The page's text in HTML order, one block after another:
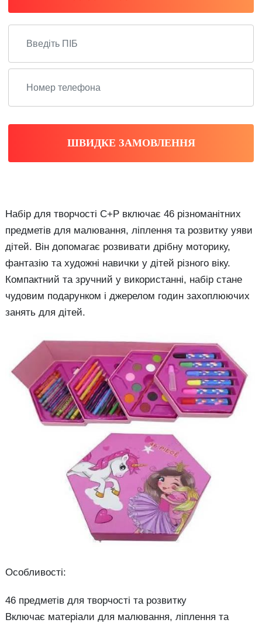
ШВИДКЕ ЗАМОВЛЕННЯ
Набір для творчості С+Р включає 46 різноманітних
предметів для малювання, ліплення та розвитку уяви
дітей. Він допомагає розвивати дрібну моторику,
фантазію та художні навички у дітей різного віку.
Компактний та зручний у використанні, набір стане
чудовим подарунком і джерелом годин захоплюючих
занять для дітей.
Особливості:
46 предметів для творчості та розвитку
Включає матеріали для малювання, ліплення та